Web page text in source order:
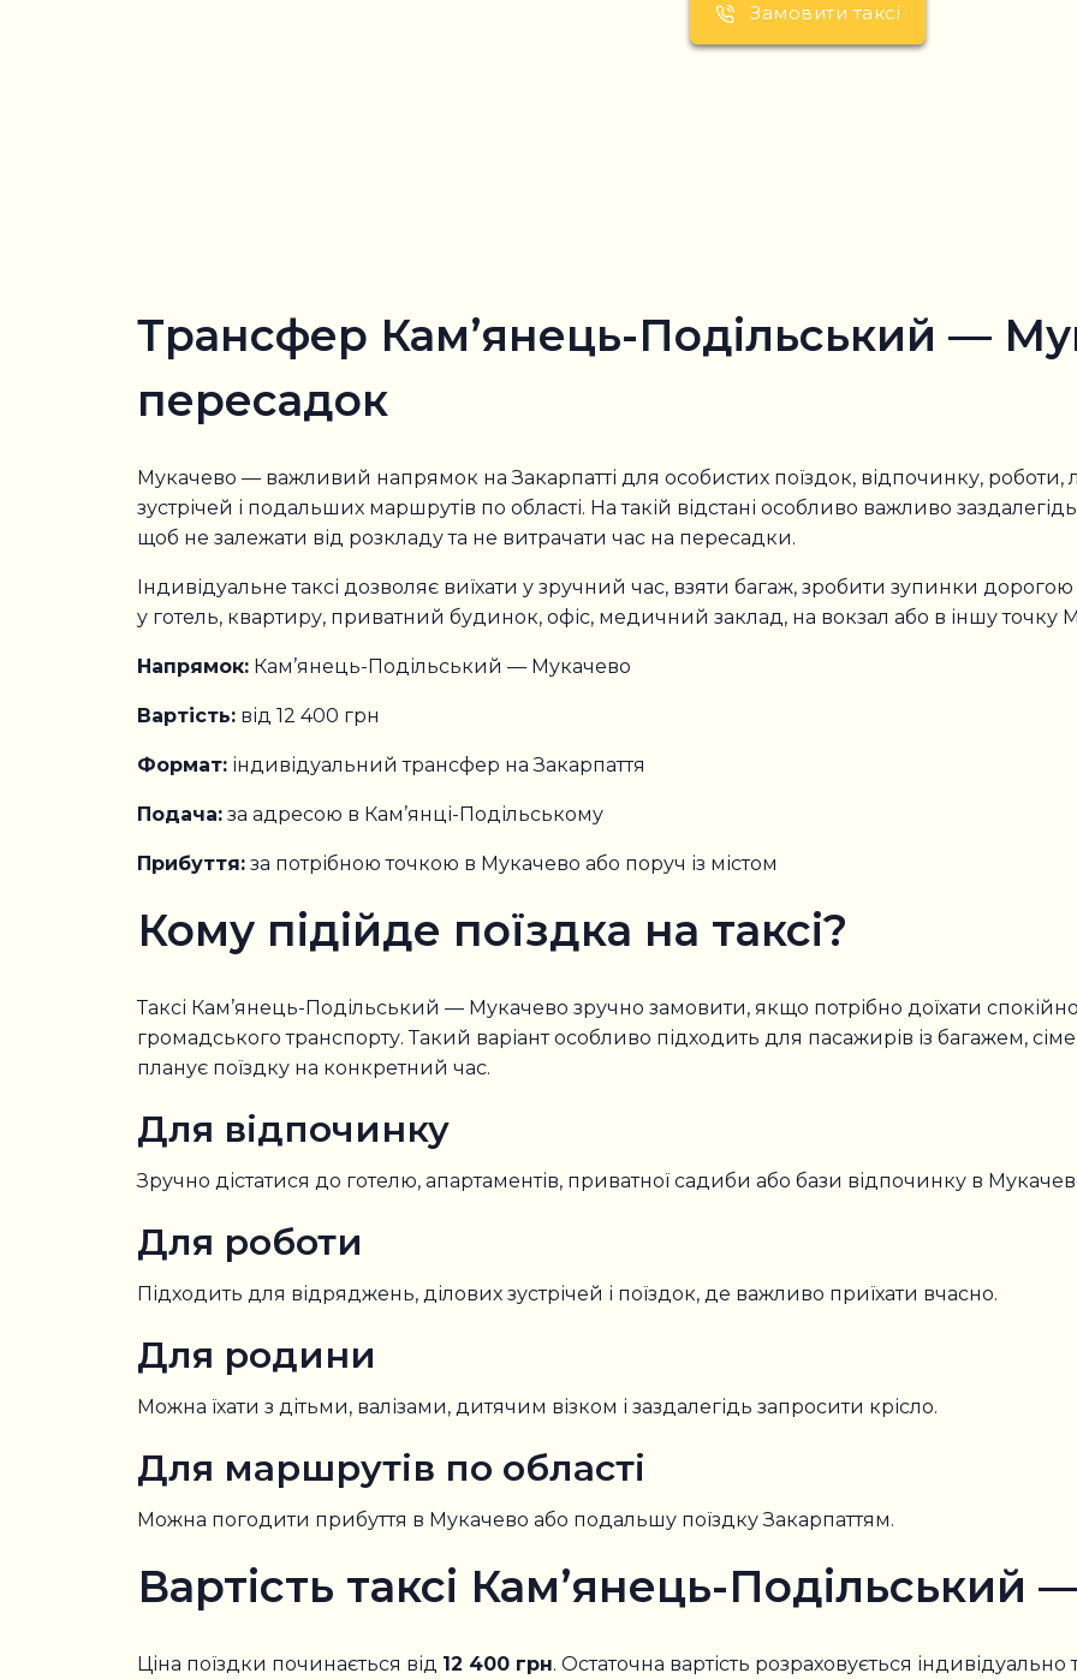
Замовити таксі
Трансфер Кам’янець-Подільський —
пересадок
Мукачево — важливий напрямок на Закарпатті для особистих поїздок, відпочинку, роботи,
зустрічей і подальших маршрутів по області. На такій відстані особливо важливо
щоб не залежати від розкладу та не витрачати час на пересадки.
Індивідуальне таксі дозволяє виїхати у зручний час, взяти багаж, зробити зупинки
у готель, квартиру, приватний будинок, офіс, медичний заклад, на вокзал або в іншу точку
Напрямок: Кам’янець-Подільський — Мукачево
Вартість: від 12 400 грн
Формат: індивідуальний трансфер на Закарпаття
Подача: за адресою в Кам’янці-Подільському
Прибуття: за потрібною точкою в Мукачево або поруч із містом
Кому підійде поїздка на таксі?
Таксі Кам’янець-Подільський — Мукачево зручно замовити, якщо потрібно доїхати
громадського транспорту. Такий варіант особливо підходить для пасажирів із багажем, сімей
планує поїздку на конкретний час.
Для відпочинку
Зручно дістатися до готелю, апартаментів, приватної садиби або бази відпочинку в
Для роботи
Підходить для відряджень, ділових зустрічей і поїздок, де важливо приїхати вчасно.
Для родини
Можна їхати з дітьми, валізами, дитячим візком і заздалегідь запросити крісло.
Для маршрутів по області
Можна погодити прибуття в Мукачево або подальшу поїздку Закарпаттям.
Вартість таксі Кам’янець-Подільський
Ціна поїздки починається від 12 400 грн. Остаточна вартість розраховується